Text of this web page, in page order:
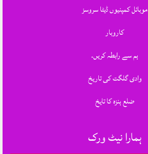
موبائل کمپنیوں ڈیٹا سروسز
کاروبار
ہم سے رابطہ کریں.
وادی گلگت کی تاریخ
ضلع ہنزہ کا تایخ
ہمارا نیٹ ورک